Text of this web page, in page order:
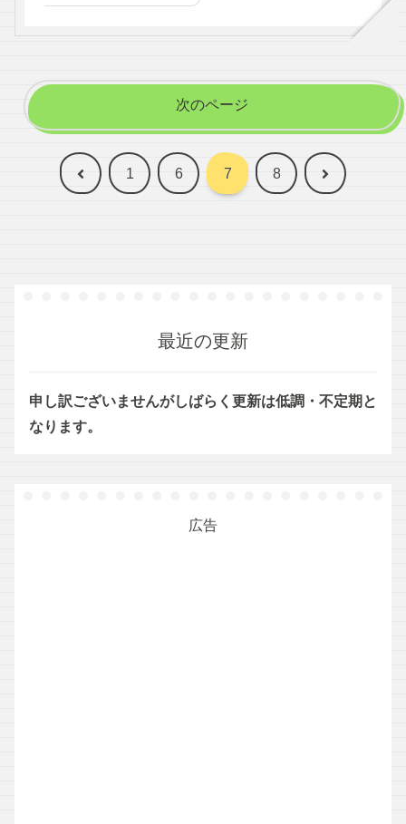
次のページ
前 1 6 7 8 次
最近の更新
申し訳ございませんがしばらく更新は低調・不定期と
なります。
広告